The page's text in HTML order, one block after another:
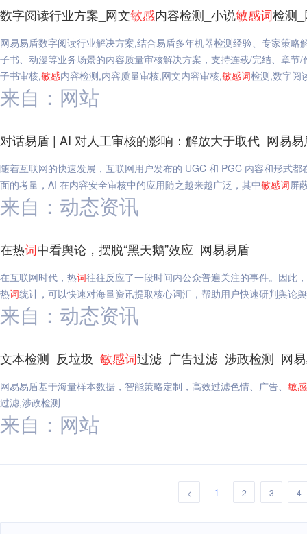
数字阅读行业方案_网文敏感内容检测_小说敏感词检测
网易易盾数字阅读行业解决方案,结合易盾多年机器检测经验、专家策
子书、动漫等业务场景的内容质量审核解决方案，支持连载/完结、章
子书审核,敏感内容检测,内容质量审核,网文内容审核,敏感词检测,数字阅
来自：网站
对话易盾 | AI 对人工审核的影响：解放大于取代_网易易
随着互联网的快速发展，互联网用户发布的 UGC 和 PGC 内容和形式
面的考量，AI 在内容安全审核中的应用随之越来越广泛，其中敏感词屏
来自：动态资讯
在热词中看舆论，摆脱“黑天鹅”效应_网易易盾
在互联网时代，热词往往反应了一段时间内公众普遍关注的事件。因此
热词统计，可以快速对海量资讯提取核心词汇，帮助用户快速研判舆论
来自：动态资讯
文本检测_反垃圾_ 敏感词过滤_广告过滤_涉政检测_网
网易易盾基于海量样本数据，智能策略定制，高效过滤色情、广告、 敏感
过滤,涉政检测
来自：网站
< 1 2 3 4